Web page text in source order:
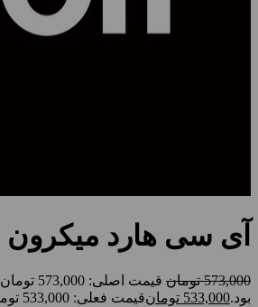
آی سی هارد میکرون JZ053
573,000 تومان
قیمت اصلی: 573,000 تومان
بود.533,000 تومانقیمت فعلی: 533,000 تومان.